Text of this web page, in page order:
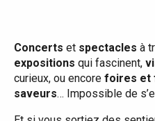
Concerts et spectacles à
expositions qui fascinent,
curieux, ou encore foires et
saveurs… Impossible de